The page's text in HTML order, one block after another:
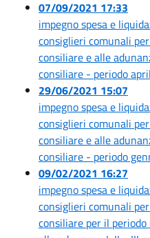
07/09/2021 17:33
impegno spesa e
consiglieri comunali
consiliare e alle
consiliare - periodo
29/06/2021 15:07
impegno spesa e
consiglieri comunali
consiliare e alle
consiliare - periodo
09/02/2021 16:27
impegno spesa e
consiglieri comunali
consiliare per il